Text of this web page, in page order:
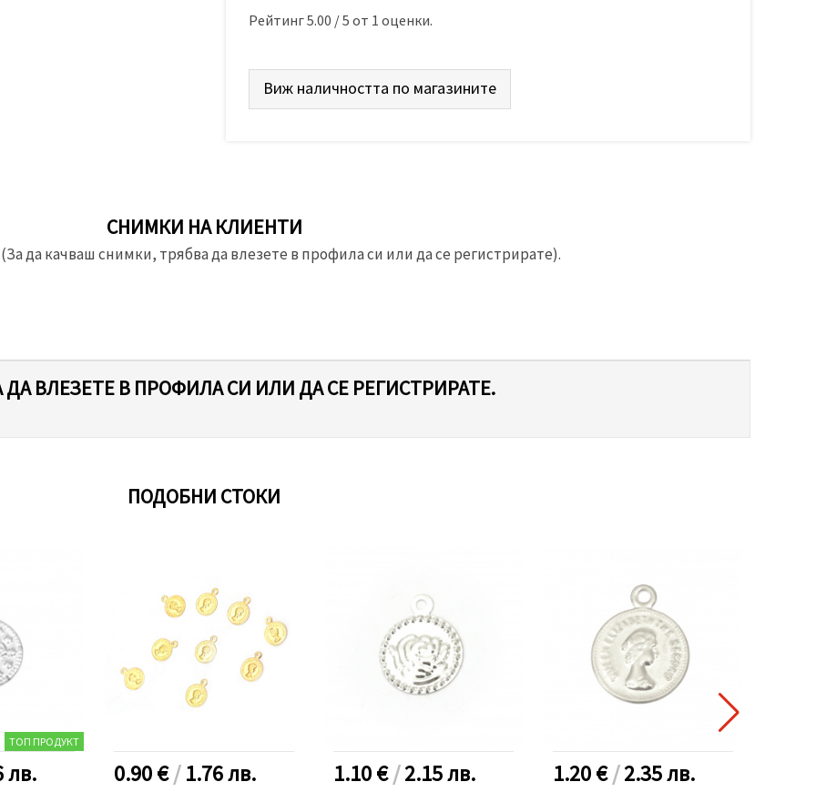
Рейтинг5.00 /5 от 1 оценки.
Виж наличността по магазините
СНИМКИ НА КЛИЕНТИ
да качваш снимки, трябва да влезете в профила си или да се регистрирате).
ВЛЕЗЕТЕ В ПРОФИЛА СИ ИЛИ ДА СЕ РЕГИСТРИРАТЕ.
ПОДОБНИ СТОКИ
ТОП ПРОДУКТ
лв. 0.90 €/1.76лв. 1.10 €/2.15лв. 1.20 €/2.35лв.